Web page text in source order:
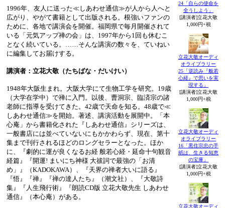
1996年、友人に送った≪しあわせ通信≫が人から人へと
広がり、やがて書籍として出版される。根強いファンの
ために、各地で講演会を開催。福岡県で毎月開催されて
いる「元気アップ禅の会」は、1997年から1回も休むこ
となく続いている。……そんな講演の数々を、ていねい
に編集してお届けする。
講演者：立花大敬（たちばな・だいけい）
1948年大阪生まれ。大阪大学にて生物工学を研究。19歳
（大学在学中）で禅に入門。以後、曹洞宗、臨済宗の諸
老師に指導を受けてきた。42歳で天命を知る。48歳で≪
しあわせ通信≫を開始。著述、講演活動を展開中。「本
心庵」から書籍化された『しあわせ通信』シリーズは、
一般書店には並べていないにもかかわらず、現在、第十
集まで刊行されるほどのロングセラーとなった。ほか
に、『劇的に運が良くなるお経 般若心経・延命十句観音
経篇』『開運! まいにち神様 大祓詞で最強の「お清
め」』（KADOKAWA）、『天界の禅者大いに語る』
『悟』『禅』『禅の達人たち』（潮文社）、『大敬詩
集』『人生飛行術』『朗読CD版 立花大敬先生 しあわせ
通信』（本心庵）がある。
24「自らの使命を
全うしよう」
[講演者]立花大敬
1,000円+税
立花大敬オーディ
オライブラリー
25「逆読み『般若
心経』で思いを実
現する」
[講演者]立花大敬
1,000円+税
立花大敬オーディ
オライブラリー
16「黒住宗忠の手
紙は、生きる知恵
の宝庫」
[講演者]立花大敬
1,000円+税
立花大敬オーディ